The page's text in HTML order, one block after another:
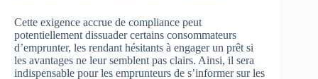
Cette exigence accrue de compliance peut
potentiellement dissuader certains consommateurs
d’emprunter, les rendant hésitants à engager un prêt si
les avantages ne leur semblent pas clairs. Ainsi, il sera
indispensable pour les emprunteurs de s’informer sur les